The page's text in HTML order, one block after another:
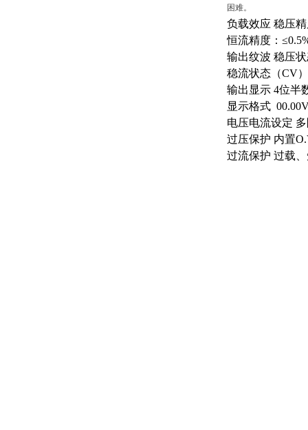
困难。
负载效应 稳压
恒流精度：
输出纹波 稳压
稳流状态（CV
输出显示 4位半
显示格式
电压电流设定
过压保护 内置
过流保护 过载